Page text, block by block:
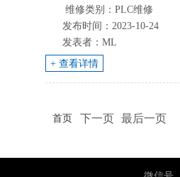
维修类别：PLC维修
发布时间：2023-10-24
发表者：ML
+ 查看详情
首页 下一页 最后一页